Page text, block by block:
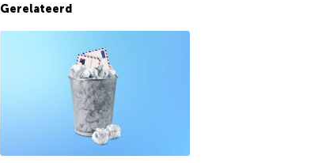
Gerelateerd